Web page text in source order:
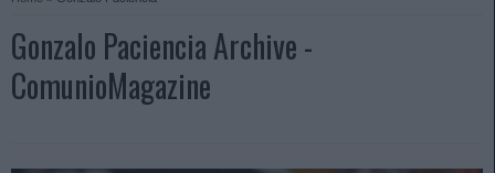
Gonzalo Paciencia Archive -
ComunioMagazine